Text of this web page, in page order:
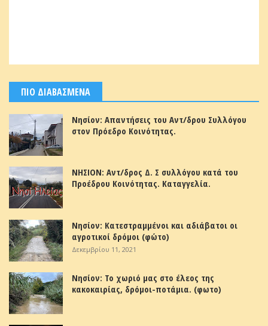
ΠΙΟ ΔΙΑΒΑΣΜΕΝΑ
Νησίον: Απαντήσεις του Αντ/δρου Συλλόγου
στον Πρόεδρο Κοινότητας.
ΝΗΣΙΟΝ: Αντ/δρος Δ. Σ συλλόγου κατά του
Προέδρου Κοινότητας. Καταγγελία.
Νησίον: Κατεστραμμένοι και αδιάβατοι οι
αγροτικοί δρόμοι (φώτο)
Δεκεμβρίου 11, 2021
Νησίον: Το χωριό μας στο έλεος της
κακοκαιρίας, δρόμοι-ποτάμια. (φωτο)